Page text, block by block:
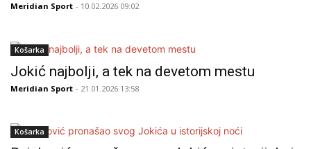
Meridian Sport - 10.02.2026 09:02
Košarka
Jokić najbolji, a tek na devetom mestu
Meridian Sport - 21.01.2026 13:58
Košarka